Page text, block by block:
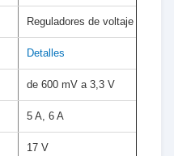
Reguladores de voltaje de
Detalles
de 600 mV a 3,3 V
5 A, 6 A
17 V